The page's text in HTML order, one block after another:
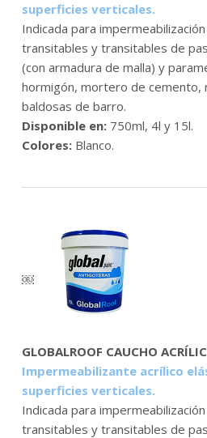
a
b
i
l
i
e
superficies verticales.
Indicada para
transitables y transitables de
(con armadura de malla) y
hormigón, mortero de cemento,
baldosas de barro.
Disponible en:750ml, 4l y 15l.
Colores: Blanco.
￼
GLOBALROOF CAUCHO
Impermeabilizante acrílico
superficies verticales.
Indicada para
transitables y transitables de